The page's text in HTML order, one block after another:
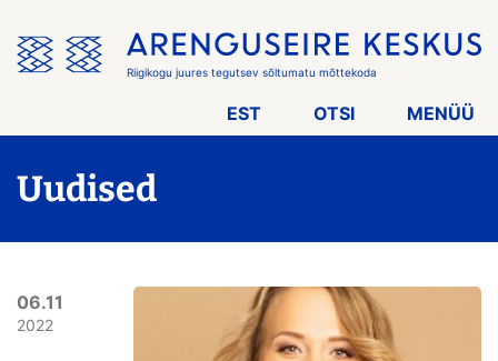
menüü
vahele
Riigikogu juures tegutsev sõltumatu mõttekoda
EST OTSI MENÜÜ
Uudised
06.11
2022